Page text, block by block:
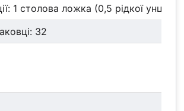
1 столова ложка (0,5 рідкої унції/
32